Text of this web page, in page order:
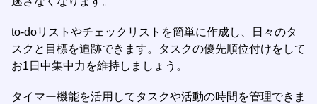
to-doリストやチェックリストを簡単に作成し、日々のタ
スクと目標を追跡できます。タスクの優先順位付けをして
お1日中集中力を維持しましょう。
タイマー機能を活用してタスクや活動の時間を管理できま